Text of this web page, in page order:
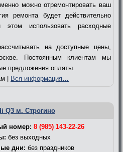
можно отремонтировать ваш
ремонта будет действительно
использовать расходные
на доступные цены,
Постоянным клиентам мы
предложения оплаты.
| Вся информация…
Q3 м. Строгино
номер: 8 (985) 143-22-26
без выходных
дни: без праздников